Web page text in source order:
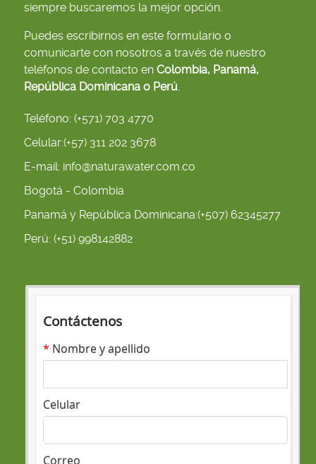
siempre buscaremos la mejor opción.
Puedes escribirnos en este formulario o
comunicarte con nosotros a través de nuestro
teléfonos de contacto en Colombia, Panamá,
República Dominicana o Perú.
Teléfono: (+571) 703 4770
Celular:(+57) 311 202 3678
E-mail: info@naturawater.com.co
Bogotá - Colombia
Panamá y República Dominicana:(+507) 62345277
Perú: (+51) 998142882